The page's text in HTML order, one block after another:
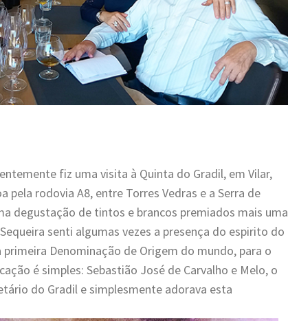
fiz uma visita à Quinta do Gradil, em Vilar,
pela rodovia A8, entre Torres Vedras e a Serra de
degustação de tintos e brancos premiados mais uma
senti algumas vezes a presença do espirito do
Denominação de Origem do mundo, para o
é simples: Sebastião José de Carvalho e Melo, o
do Gradil e simplesmente adorava esta